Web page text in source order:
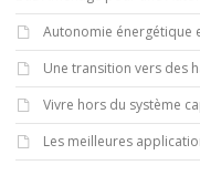
Autonomie énergétique
Une transition vers des
Vivre hors du système
Les meilleures